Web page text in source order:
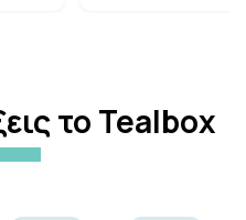
το Tealbox